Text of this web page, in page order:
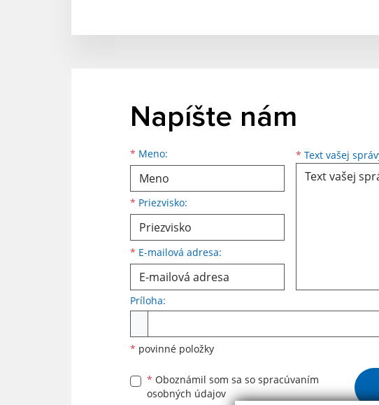
Napíšte nám
* Meno:
Meno
* Priezvisko:
Priezvisko
* E-mailová adresa:
E-mailová adresa * Text vašej
Príloha:
* povinné položky
* Oboznámil som sa so spracúvaním
osobných údajov